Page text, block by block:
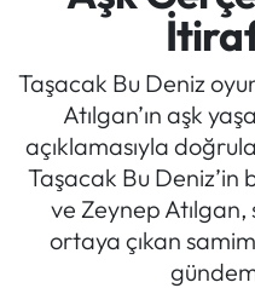
Taşacak Bu Deniz
Atılgan’ın aşk
açıklamasıyla
Taşacak Bu Deniz’in
ve Zeynep
ortaya çıkan
Politik Kulis
Dünya
Magazin
Tüm Manşetler
Son Dakika
Haber Arşivi